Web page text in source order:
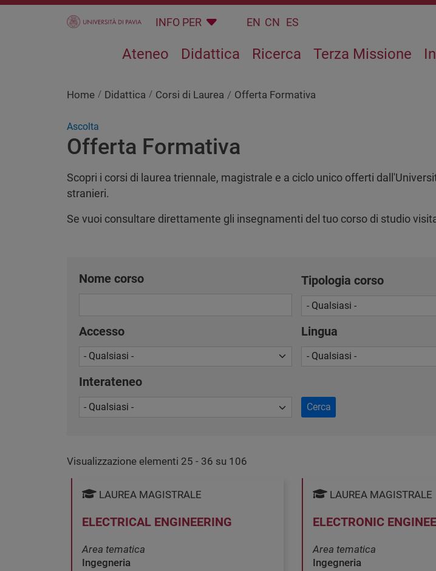
Salta al contenuto principale
INFO PER EN CN ES
Ateneo Didattica Ricerca Terza Missione
Home Didattica Corsi di Laurea Offerta Formativa
Ascolta
Offerta Formativa
Scopri i corsi di laurea triennale, magistrale e a ciclo unico offerti
stranieri.
Se vuoi consultare direttamente gli insegnamenti del tuo corso di studio
Nome corso Tipologia corso
Accesso Lingua
Interateneo
Cerca
Visualizzazione elementi 25 - 36 su 106
LAUREA MAGISTRALE
ELECTRICAL ENGINEERING
Area tematica
Ingegneria
LAUREA MAGISTRALE
ELECTRONIC
Area tematica
Ingegneria